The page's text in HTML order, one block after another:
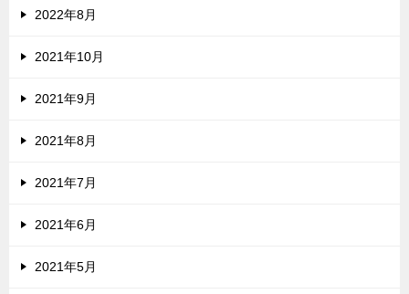
2022年8月
2021年10月
2021年9月
2021年8月
2021年7月
2021年6月
2021年5月